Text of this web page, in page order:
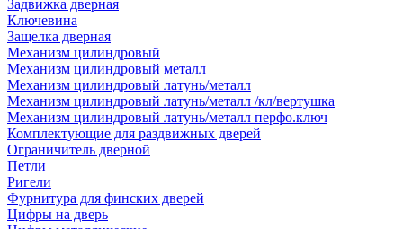
Задвижка дверная
Ключевина
Защелка дверная
Механизм цилиндровый
Механизм цилиндровый металл
Механизм цилиндровый латунь/металл
Механизм цилиндровый латунь/металл /кл/вертушка
Механизм цилиндровый латунь/металл перфо.ключ
Комплектующие для раздвижных дверей
Ограничитель дверной
Петли
Ригели
Фурнитура для финских дверей
Цифры на дверь